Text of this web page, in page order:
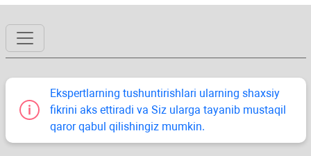
Ekspertlarning tushuntirishlari ularning shaхsiy
fikrini aks ettiradi va Siz ularga tayanib mustaqil
qaror qabul qilishingiz mumkin.